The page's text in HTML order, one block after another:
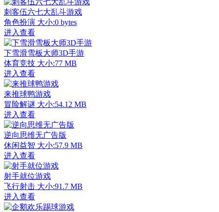
刺客伍六七大乱斗游戏
角色扮演 大小:0 bytes
进入查看
下雪滑雪板大师3D手游
体育竞技 大小:77 MB
进入查看
来推球鸭游戏
冒险解谜 大小:54.12 MB
进入查看
逆向思维无广告版
休闲益智 大小:57.9 MB
进入查看
射手就位游戏
飞行射击 大小:91.7 MB
进入查看